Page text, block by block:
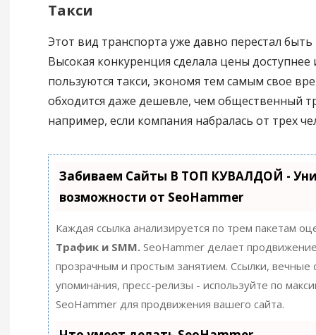
Такси
Этот вид транспорта уже давно перестал
Высокая конкуренция сделала цены
пользуются такси, экономя тем самым свое
обходится даже дешевле, чем общественный
например, если компания набралась от трех
Забиваем Сайты В ТОП КУВАЛДОЙ -
возможности от SeoHammer
Каждая ссылка анализируется по трем пакетам
Трафик и SMM.SeoHammer делает
прозрачным и простым занятием. Ссылки, вечные
упоминания, пресс-релизы - используйте по
SeoHammer для продвижения вашего сайта.